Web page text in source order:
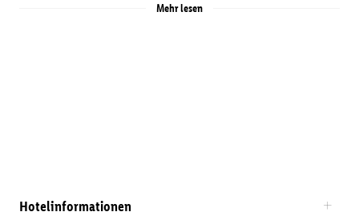
Mehr lesen
Hotelinformationen